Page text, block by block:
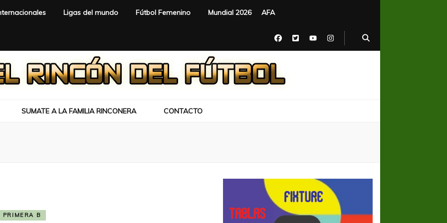
Ligas del mundo Fútbol Femenino Mundial 2026 AFA
SUMATE A LA FAMILIA RINCONERA CONTACTO
PRIMERA B